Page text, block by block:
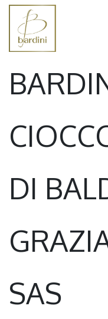
Passa al contenuto
DI
SAS